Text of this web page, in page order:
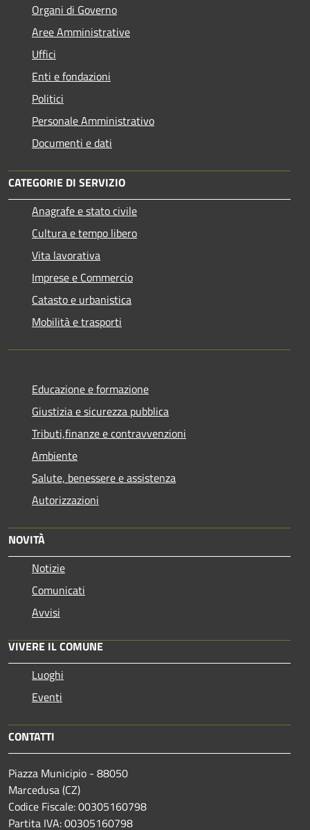
Organi di Governo
Aree Amministrative
Uffici
Enti e fondazioni
Politici
Personale Amministrativo
Documenti e dati
CATEGORIE DI SERVIZIO
Anagrafe e stato civile
Cultura e tempo libero
Vita lavorativa
Imprese e Commercio
Catasto e urbanistica
Mobilità e trasporti
Educazione e formazione
Giustizia e sicurezza pubblica
Tributi,finanze e contravvenzioni
Ambiente
Salute, benessere e assistenza
Autorizzazioni
NOVITÀ
Notizie
Comunicati
Avvisi
VIVERE IL COMUNE
Luoghi
Eventi
CONTATTI
Piazza Municipio - 88050
Marcedusa (CZ)
Codice Fiscale: 00305160798
Partita IVA: 00305160798